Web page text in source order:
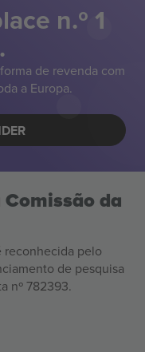
n.º 1
de revenda com
a Europa.
da
reconhecida pelo
de pesquisa
nº 782393.